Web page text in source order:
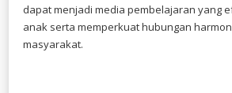
dapat menjadi media pembelajaran yang
anak serta memperkuat hubungan
masyarakat.